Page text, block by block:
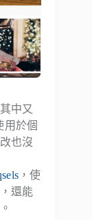
其中又
於個
也沒
，使
還能